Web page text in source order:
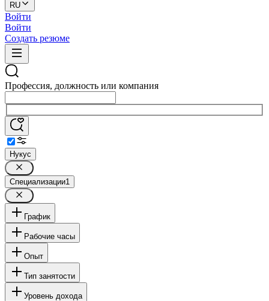
RU
Войти
Войти
Создать резюме
Профессия, должность или компания
Нукус
Специализации1
График
Рабочие часы
Опыт
Тип занятости
Уровень дохода